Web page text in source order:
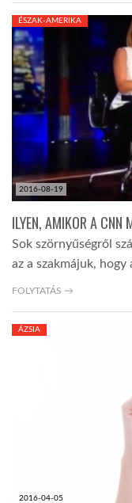
DOBRAVERO.HU
LATIMO.HU
GLOBOBOOK
2016-08-19
ÉSZAK-AMERIKA
ILYEN, AMIKOR A CNN
Sok szörnyűségről
az a szakmájuk, hogy
FOLYTATÁS →
2016-04-05
ÁZSIA